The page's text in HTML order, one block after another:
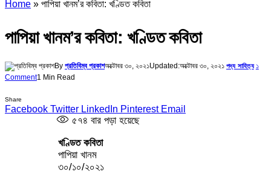
Home » পাপিয়া খানম’র কবিতা: খণ্ডিত কবিতা
পাপিয়া খানম’র কবিতা: খণ্ডিত কবিতা
By প্রতিবিম্ব প্রকাশঅক্টোবর ৩০, ২০২১Updated:অক্টোবর ৩০, ২০২১ পদ্য সাহিত্য ১
Comment1 Min Read
Share
Facebook Twitter LinkedIn Pinterest Email
৫৭৪ বার পড়া হয়েছে
খণ্ডিত কবিতা
পাপিয়া খানম
৩০/১০/২০২১